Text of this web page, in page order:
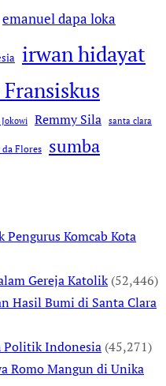
emanuel dapa loka
irwan hidayat
Fransiskus
Remmy Sila santa clara
Flores sumba
Komcab Kota
Gereja Katolik (52,446)
Hasil Bumi di Santa Clara
Politik Indonesia (45,271)
Romo Mangun di Unika